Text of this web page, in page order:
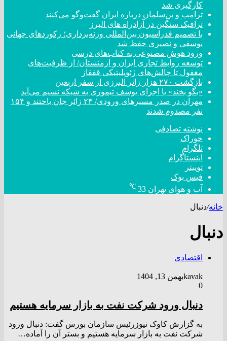
کارگیری شد
ترامپ و بن‌سلمان درباره ایران گفت‌و‌گو می‌کنند
ترافیک سنگین در آزادراه های البرز
با تصمیم فدراسیون بین‌المللی وزنه‌برداری؛ رکورد‌های جهانی
یوسفی و نصیری حفظ شد
ورود هوش مصنوعی به کتاب‌های درسی
توسعه روابط تجاری ایران و ارمنستان/ از ظرفیت‌های
مغفول تا چالش‌های ژئوپلیتیکی قفقاز
بازگشت ۲۷۰ هزار زائر البرزی از سفر اربعین
«بگو بخند» با اجرای یوسف تیموری به شبکه نسیم می‌آید
مهران در صدر مسیر‌های ورودی/ ۲۴ زائر جان باختند و ۱۵۴
نفر مصدوم شدند
نوشته تصادفی
خوراک
تلگرام
اینستاگرام
توییتر
فیس بوک
آب و هوای تهران 33
℃
خانه/دنبال
دنبال
اقتصادی
kavakبهمن 13, 1404
0
دنبال ورود شرکت نفت به بازار سرمایه هستیم
به گزارش کاوک نیوزرئیس سازمان بورس گفت: دنبال ورود
شرکت نفت به بازار سرمایه هستیم و بستر آن را آماده…